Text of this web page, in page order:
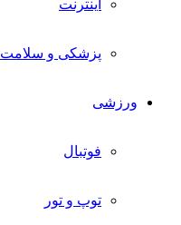
اینترنت
پزشکی و سلامت
ورزشی
فوتبال
توپ و تور